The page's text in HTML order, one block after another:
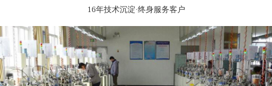
16年技术沉淀·终身服务客户